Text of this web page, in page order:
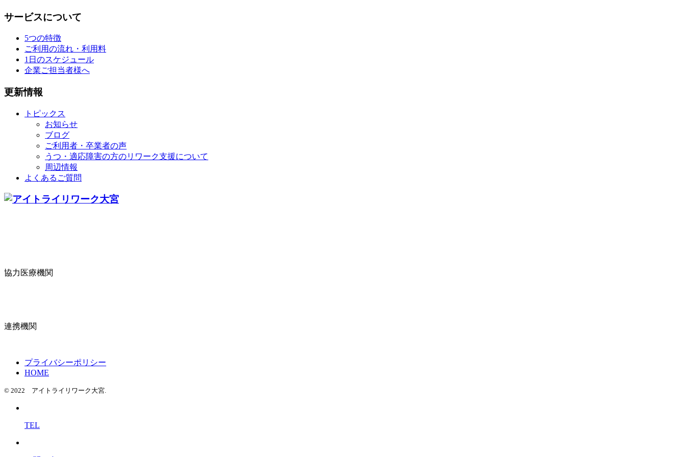
サービスについて
5つの特徴
ご利用の流れ・利用料
1日のスケジュール
企業ご担当者様へ
更新情報
トピックス
お知らせ
ブログ
ご利用者・卒業者の声
うつ・適応障害の方のリワーク支援について
周辺情報
よくあるご質問
協力医療機関
連携機関
プライバシーポリシー
HOME
© 2022 アイトライリワーク大宮.
TEL